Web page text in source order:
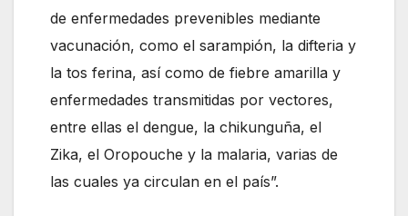
de enfermedades prevenibles mediante
vacunación, como el sarampión, la difteria y
la tos ferina, así como de fiebre amarilla y
enfermedades transmitidas por vectores,
entre ellas el dengue, la chikunguña, el
Zika, el Oropouche y la malaria, varias de
las cuales ya circulan en el país”.